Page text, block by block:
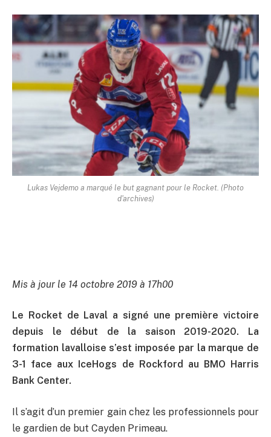
Lukas Vejdemo a marqué le but gagnant pour le Rocket. (Photo
d'archives)
Mis à jour le 14 octobre 2019 à 17h00
Le Rocket de Laval a signé une première victoire
depuis le début de la saison 2019-2020. La
formation lavalloise s’est imposée par la marque de
3-1 face aux IceHogs de Rockford au BMO Harris
Bank Center.
Il s’agit d’un premier gain chez les professionnels pour
le gardien de but Cayden Primeau.